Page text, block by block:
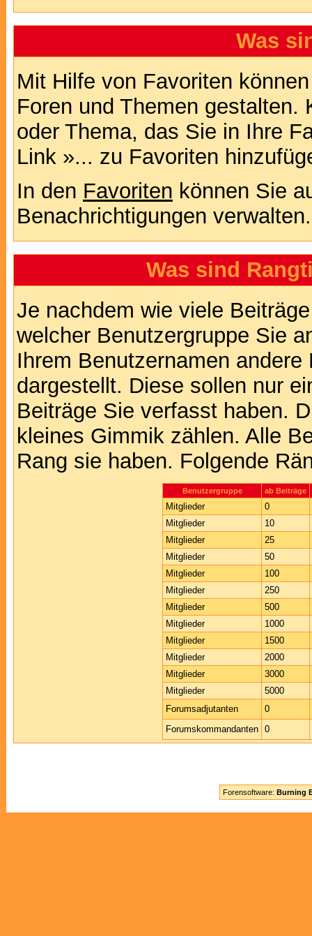
Was
Mit Hilfe von Favoriten
Foren und Themen
oder Thema, das Sie in Ihre
Link »... zu Favoriten
In den Favoriten können Sie
Benachrichtigungen verwalten.
Was sind
Je nachdem wie viele
welcher Benutzergruppe Sie
Ihrem Benutzernamen
dargestellt. Diese sollen nur
Beiträge Sie verfasst haben.
kleines Gimmik zählen. Alle
Rang sie haben. Folgende
Benutzergruppe ab Beiträge
Mitglieder
0
Mitglieder
10
Mitglieder
25
Mitglieder
50
Mitglieder
100
Mitglieder
250
Mitglieder
500
Mitglieder
1000
Mitglieder
1500
Mitglieder
2000
Mitglieder
3000
Mitglieder
5000
Forumsadjutanten
0
Forumskommandanten 0
Forensoftware: Burning